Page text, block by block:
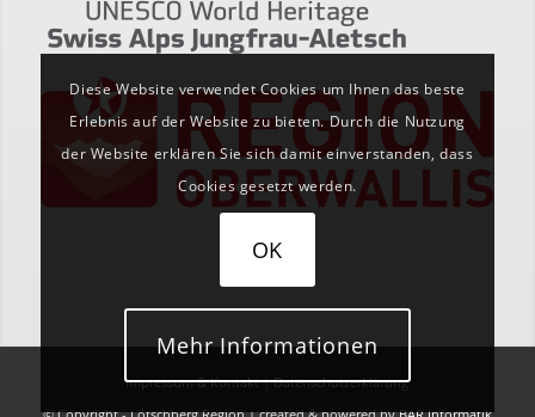
Impressum & Kontakt|Datenschutzerklärung
Diese Website verwendet Cookies um Ihnen das beste
Erlebnis auf der Website zu bieten. Durch die Nutzung
der Website erklären Sie sich damit einverstanden, dass
Cookies gesetzt werden.
OK
Mehr Informationen